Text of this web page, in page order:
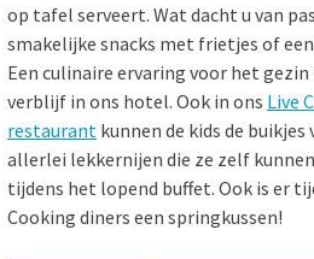
op tafel serveert. Wat dacht u van
smakelijke snacks met frietjes of
Een culinaire ervaring voor het
verblijf in ons hotel. Ook in ons Live
restaurant kunnen de kids de
allerlei lekkernijen die ze zelf
tijdens het lopend buffet. Ook is er
Cooking diners een springkussen!